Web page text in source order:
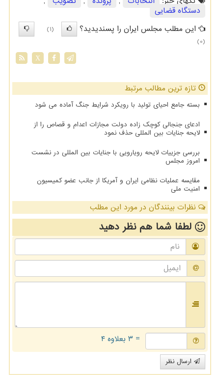
دستگاه قضایی
این مطلب مجلس ایران را پسندیدید؟
(1)
(0)
X
تازه ترین مطالب مرتبط
بسته جامع احیای تولید با رویکرد شرایط جنگ آماده می شود
ادعای جنجالی کوچک زاده دولت مجازات اعدام و قصاص را از
لایحه جنایات بین المللی حذف نمود
بررسی جزییات لایحه رویارویی با جنایات بین المللی در نشست
امروز مجلس
مقایسه عملیات نظامی ایران و آمریکا از جانب عضو کمیسیون
امنیت ملی
نظرات بینندگان در مورد این مطلب
لطفا شما همنظر دهید
= ۳ بعلاوه ۴
ارسال نظر